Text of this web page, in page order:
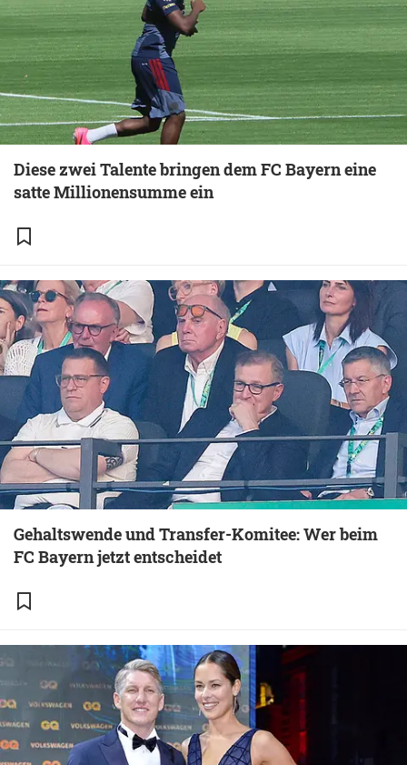
Diese zwei Talente bringen dem FC Bayern eine
satte Millionensumme ein
Gehaltswende und Transfer-Komitee: Wer beim
FC Bayern jetzt entscheidet